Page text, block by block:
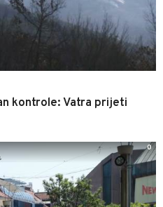
kontrole: Vatra prijeti
0